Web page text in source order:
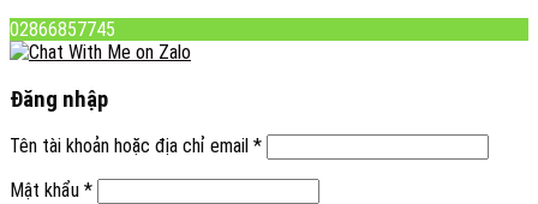
02866857745
Đăng nhập
Tên tài khoản hoặc địa chỉ email *
Mật khẩu *